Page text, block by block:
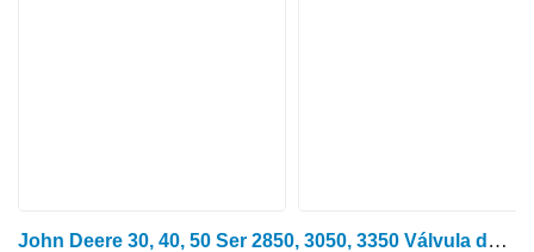
John Deere 30, 40, 50 Ser 2850, 3050, 3350 Válvula de carrete hidráulica doble Al3 AL34595 distribuidor hidráulico